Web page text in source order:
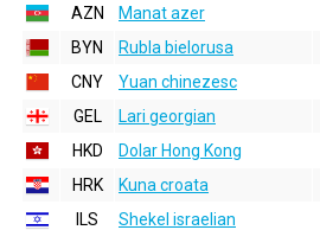
AZN
Manat azer
BYN
Rubla bielorusa
CNY
Yuan chinezesc
GEL
Lari georgian
HKD
Dolar Hong Kong
HRK
Kuna croata
ILS
Shekel israelian